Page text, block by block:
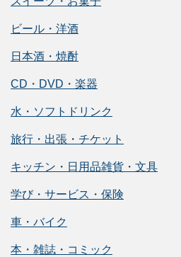
ビール・洋酒
日本酒・焼酎
CD・DVD・楽器
水・ソフトドリンク
旅行・出張・チケット
キッチン・日用品雑貨・文具
学び・サービス・保険
車・バイク
本・雑誌・コミック